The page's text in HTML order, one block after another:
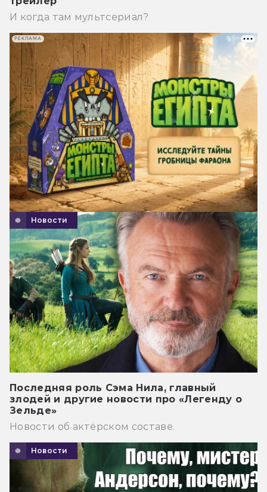
И когда там мультсериал?
Новости
Последняя роль Сэма Нила, главный
злодей и другие новости про «Легенду о
Зельде»
Новости об актёрском составе.
Новости
РЕКЛАМА